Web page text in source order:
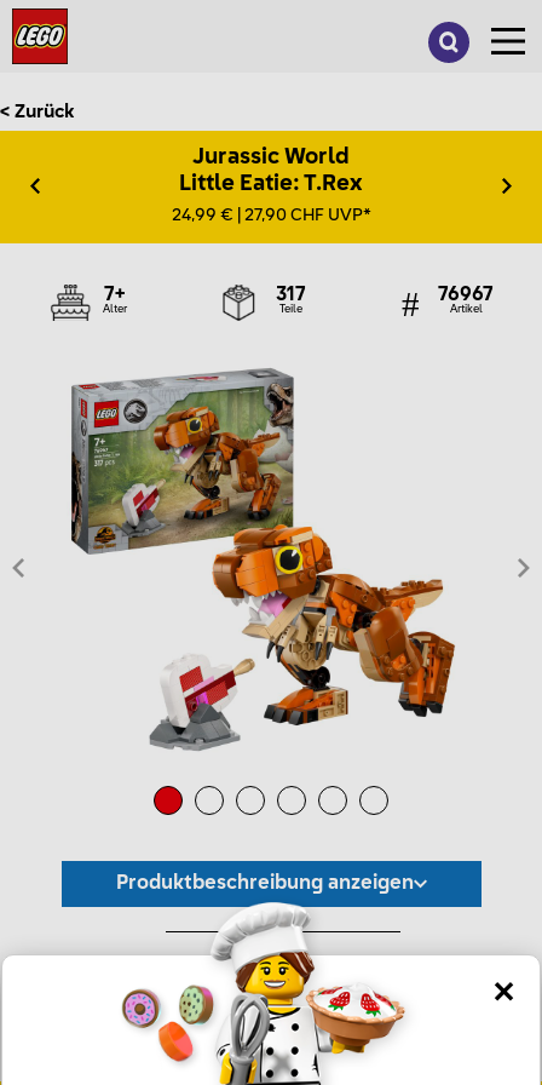
< Zurück
Jurassic World
Little Eatie: T.Rex
24,99 € | 27,90 CHF UVP*
7+
Alter
317
Teile
76967
Artikel
Produktbeschreibung anzeigen
*Unverbindliche Preisempfehlung -
Die Preisgestaltung liegt im alleinigen Ermessen des Händlers